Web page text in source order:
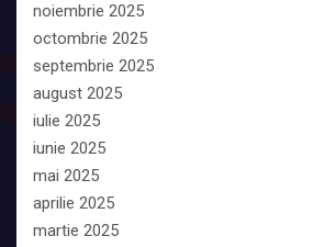
noiembrie 2025
octombrie 2025
septembrie 2025
august 2025
iulie 2025
iunie 2025
mai 2025
aprilie 2025
martie 2025